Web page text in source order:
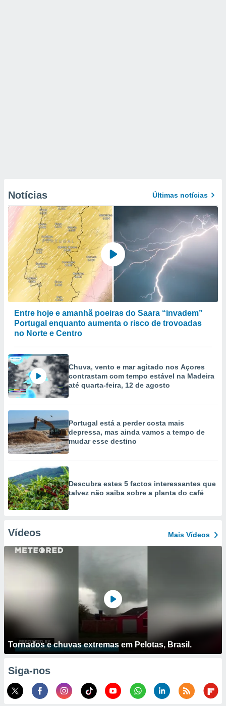
Notícias Últimas notícias
Entre hoje e amanhã poeiras do Saara “invadem”
Portugal enquanto aumenta o risco de trovoadas
no Norte e Centro
Chuva, vento e mar agitado nos Açores
contrastam com tempo estável na Madeira
até quarta-feira, 12 de agosto
Portugal está a perder costa mais
depressa, mas ainda vamos a tempo de
mudar esse destino
Descubra estes 5 factos interessantes que
talvez não saiba sobre a planta do café
Vídeos Mais Vídeos
Tornados e chuvas extremas em Pelotas, Brasil.
Siga-nos